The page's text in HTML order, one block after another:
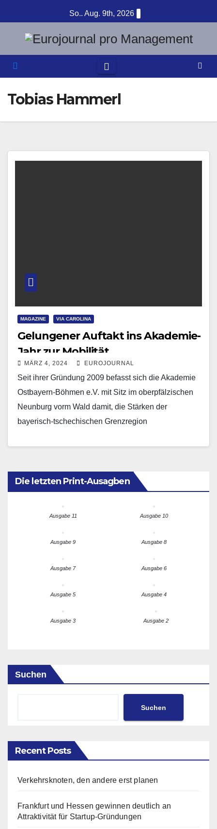
Inhalt
springen
So.. Aug. 9th, 2026
Tobias Hammerl
MAGAZINE VIA CAROLINA
Gelungener Auftakt ins Akademie-
Jahr zur Mobilität
MÄRZ 4, 2024 EUROJOURNAL
Seit ihrer Gründung 2009 befasst sich die Akademie
Ostbayern-Böhmen e.V. mit Sitz im oberpfälzischen
Neunburg vorm Wald damit, die Stärken der
bayerisch-tschechischen Grenzregion
Die letzten Print-Ausagben
Ausgabe 11 Ausgabe 10
Ausgabe 9 Ausgabe 8
Ausgabe 7 Ausgabe 6
Ausgabe 5 Ausgabe 4
Ausgabe 3 Ausgabe 2
Suchen
Suchen
Recent Posts
Verkehrsknoten, den andere erst planen
Frankfurt und Hessen gewinnen deutlich an
Attraktivität für Startup-Gründungen